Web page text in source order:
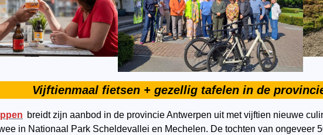
Vijftienmaal fietsen + gezellig tafelen in de
breidt zijn aanbod in de provincie Antwerpen uit met vijftien nieuwe
in Nationaal Park Scheldevallei en Mechelen. De tochten van ongeveer